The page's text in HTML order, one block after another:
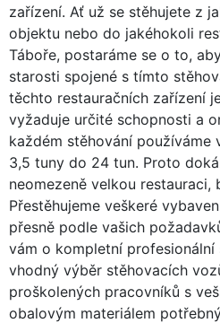
zařízení. Ať už se stěhujete z
objektu nebo do jakéhokoli
Táboře, postaráme se o to,
starosti spojené s tímto
těchto restauračních zařízení
vyžaduje určité schopnosti a
každém stěhování
3,5 tuny do 24 tun. Proto
neomezeně velkou restauraci,
Přestěhujeme veškeré
přesně podle vašich
vám o kompletní profesionální
vhodný výběr stěhovacích
proškolených pracovníků s
obalovým materiálem